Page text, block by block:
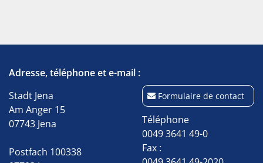
Adresse, téléphone et e-mail :
Stadt Jena
Am Anger 15
07743 Jena
Postfach 100338
Formulaire de contact
Téléphone
0049 3641 49-0
Fax :